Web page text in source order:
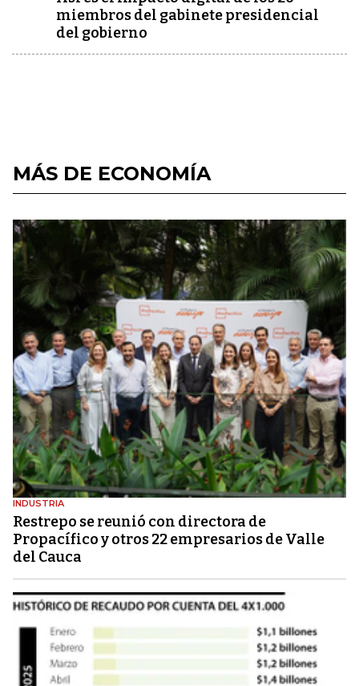
miembros del gabinete presidencial
del gobierno
MÁS DE ECONOMÍA
INDUSTRIA
Restrepo se reunió con directora de
Propacífico y otros 22 empresarios de Valle
del Cauca